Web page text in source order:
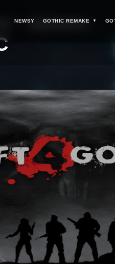
NEWSY GOTHIC REMAKE
> MODYFIKACJE >